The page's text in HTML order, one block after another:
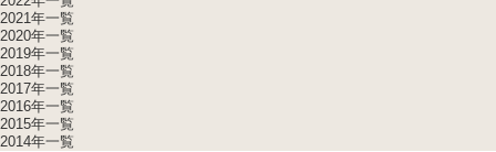
2021年一覧
2020年一覧
2019年一覧
2018年一覧
2017年一覧
2016年一覧
2015年一覧
2014年一覧